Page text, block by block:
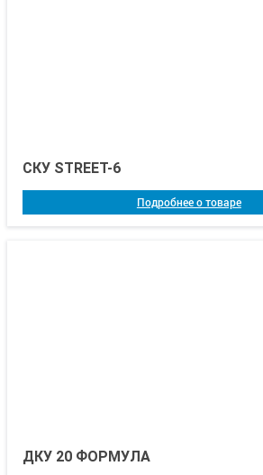
СКУ STREET-6
Подробнее о товаре
ДКУ 20 ФОРМУЛА